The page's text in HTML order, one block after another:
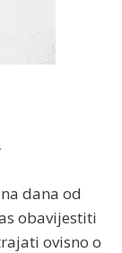
dana od
obavijestiti
ovisno o